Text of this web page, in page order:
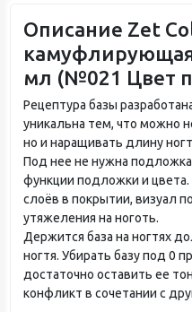
Описание Zet
камуфлирующая
мл (№021 Цвет
Рецептура базы
уникальна тем, что можно
но и наращивать длину
Под нее не нужна
функции подложки и
слоёв в покрытии, визуал
утяжеления на ноготь.
Держится база на ногтях
ногтя. Убирать базу под 0
достаточно оставить ее
конфликт в сочетании с